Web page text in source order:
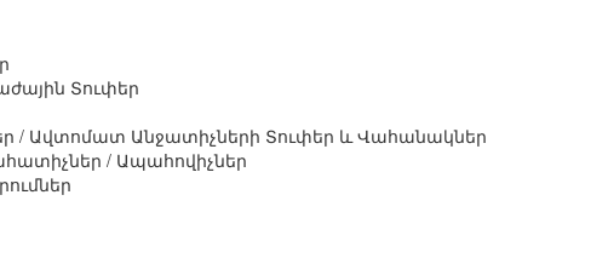
Տուփեր
/ Ավտոմատ Անջատիչների Տուփեր և Վահանակներ
/ Ապահովիչներ